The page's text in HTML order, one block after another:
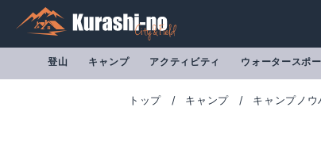
登山 キャンプ アクティビティ ウォータースポ
トップ キャンプ キャンプノウ